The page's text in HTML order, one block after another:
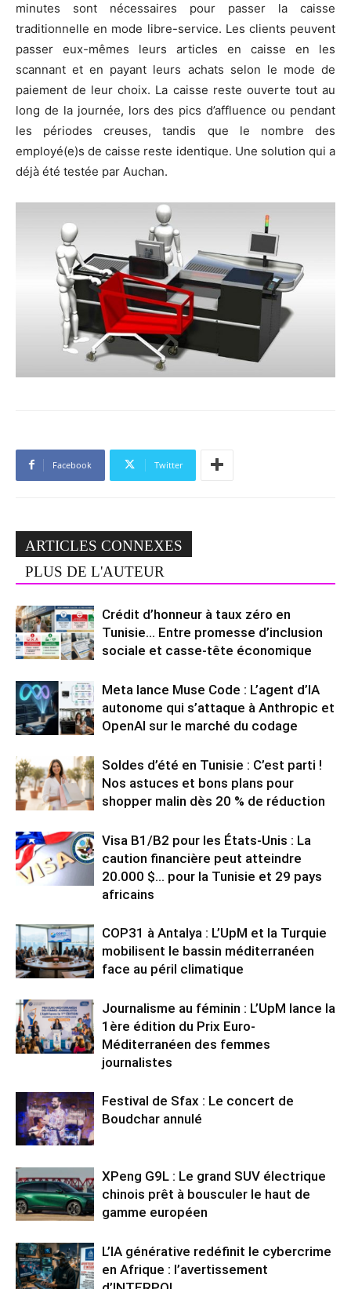
minutes sont nécessaires pour passer la caisse
traditionnelle en mode libre-service. Les clients peuvent
passer eux-mêmes leurs articles en caisse en les
scannant et en payant leurs achats selon le mode de
paiement de leur choix. La caisse reste ouverte tout au
long de la journée, lors des pics d’affluence ou pendant
les périodes creuses, tandis que le nombre des
employé(e)s de caisse reste identique. Une solution qui a
déjà été testée par Auchan.
Facebook Twitter
ARTICLES CONNEXES
PLUS DE L'AUTEUR
Crédit d’honneur à taux zéro en
Tunisie… Entre promesse d’inclusion
sociale et casse-tête économique
Meta lance Muse Code : L’agent d’IA
autonome qui s’attaque à Anthropic et
OpenAI sur le marché du codage
Soldes d’été en Tunisie : C’est parti !
Nos astuces et bons plans pour
shopper malin dès 20 % de réduction
Visa B1/B2 pour les États-Unis : La
caution financière peut atteindre
20.000 $… pour la Tunisie et 29 pays
africains
COP31 à Antalya : L’UpM et la Turquie
mobilisent le bassin méditerranéen
face au péril climatique
Journalisme au féminin : L’UpM lance la
1ère édition du Prix Euro-
Méditerranéen des femmes
journalistes
Festival de Sfax : Le concert de
Boudchar annulé
XPeng G9L : Le grand SUV électrique
chinois prêt à bousculer le haut de
gamme européen
L’IA générative redéfinit le cybercrime
en Afrique : l’avertissement